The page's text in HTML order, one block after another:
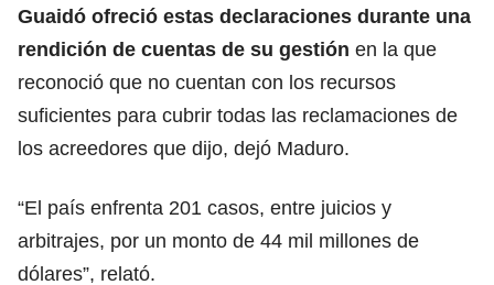
Guaidó ofreció estas declaraciones durante una
rendición de cuentas de su gestión en la que
reconoció que no cuentan con los recursos
suficientes para cubrir todas las reclamaciones de
los acreedores que dijo, dejó Maduro.
“El país enfrenta 201 casos, entre juicios y
arbitrajes, por un monto de 44 mil millones de
dólares”, relató.